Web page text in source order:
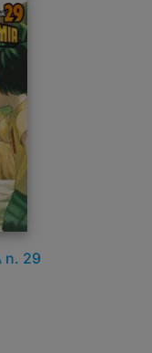
n. 29